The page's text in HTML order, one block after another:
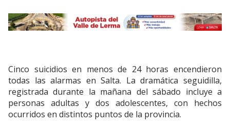
Cinco suicidios en menos de 24 horas encendieron
todas las alarmas en Salta. La dramática seguidilla,
registrada durante la mañana del sábado incluye a
personas adultas y dos adolescentes, con hechos
ocurridos en distintos puntos de la provincia.